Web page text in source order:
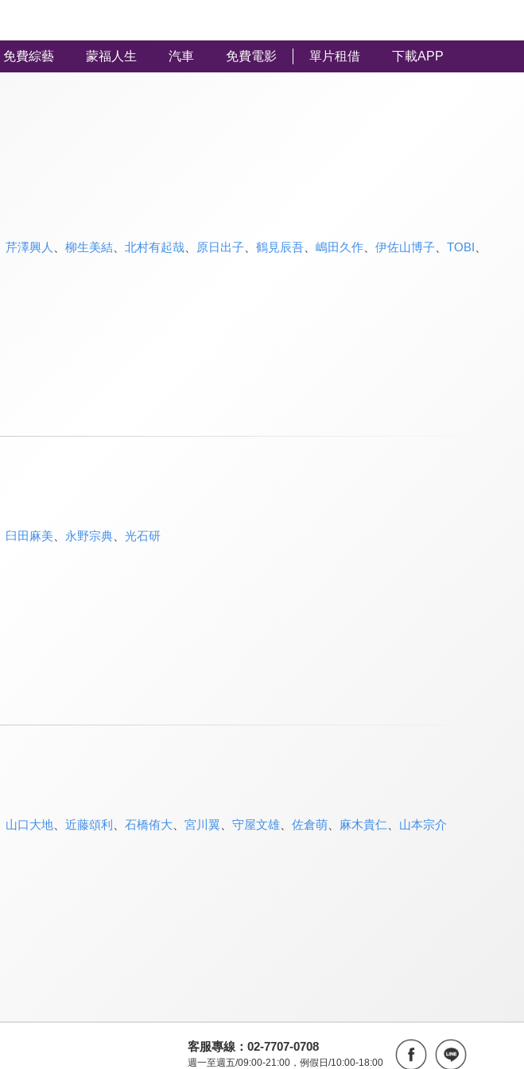
免費綜藝 蒙福人生 汽車 免費電影 單片租借 下載APP
芹澤興人 柳生美結、 北村有起哉、 原日出子、 鶴見辰吾、 嶋田久作、 伊佐山博子、 TOBI
臼田麻美 永野宗典、 光石研
山口大地、 近藤頌利 石橋侑大 宮川翼 守屋文雄、 佐倉萌、 麻木貴仁 山本宗介
客服專線：02-7707-0708
週一至週五/09:00-21:00，例假日/10:00-18:00